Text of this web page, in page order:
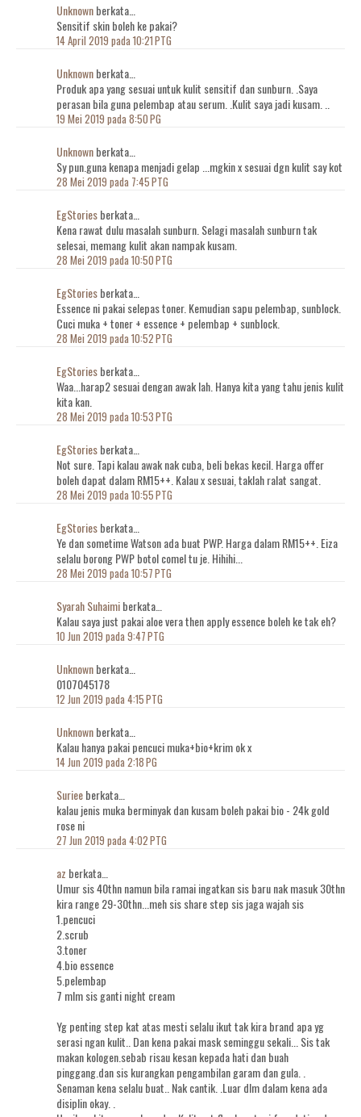
Unknownberkata…
Sensitif skin boleh ke pakai?
14 April 2019 pada 10:21 PTG
Unknownberkata…
Produk apa yang sesuai untuk kulit sensitif dan sunburn. .Saya
perasan bila guna pelembap atau serum. .Kulit saya jadi kusam. ..
19 Mei 2019 pada 8:50 PG
Unknownberkata…
Sy pun.guna kenapa menjadi gelap ...mgkin x sesuai dgn kulit say kot
28 Mei 2019 pada 7:45 PTG
EgStoriesberkata…
Kena rawat dulu masalah sunburn. Selagi masalah sunburn tak
selesai, memang kulit akan nampak kusam.
28 Mei 2019 pada 10:50 PTG
EgStoriesberkata…
Essence ni pakai selepas toner. Kemudian sapu pelembap, sunblock.
Cuci muka + toner + essence + pelembap + sunblock.
28 Mei 2019 pada 10:52 PTG
EgStoriesberkata…
Waa...harap2 sesuai dengan awak lah. Hanya kita yang tahu jenis kulit
kita kan.
28 Mei 2019 pada 10:53 PTG
EgStoriesberkata…
Not sure. Tapi kalau awak nak cuba, beli bekas kecil. Harga offer
boleh dapat dalam RM15++. Kalau x sesuai, taklah ralat sangat.
28 Mei 2019 pada 10:55 PTG
EgStoriesberkata…
Ye dan sometime Watson ada buat PWP. Harga dalam RM15++. Eiza
selalu borong PWP botol comel tu je. Hihihi...
28 Mei 2019 pada 10:57 PTG
Syarah Suhaimiberkata…
Kalau saya just pakai aloe vera then apply essence boleh ke tak eh?
10 Jun 2019 pada 9:47 PTG
Unknownberkata…
0107045178
12 Jun 2019 pada 4:15 PTG
Unknownberkata…
Kalau hanya pakai pencuci muka+bio+krim ok x
14 Jun 2019 pada 2:18 PG
Surieeberkata…
kalau jenis muka berminyak dan kusam boleh pakai bio - 24k gold
rose ni
27 Jun 2019 pada 4:02 PTG
az berkata…
Umur sis 40thn namun bila ramai ingatkan sis baru nak masuk 30thn
kira range 29-30thn...meh sis share step sis jaga wajah sis
1.pencuci
2.scrub
3.toner
4.bio essence
5.pelembap
7 mlm sis ganti night cream
Yg penting step kat atas mesti selalu ikut tak kira brand apa yg
serasi ngan kulit.. Dan kena pakai mask seminggu sekali... Sis tak
makan kologen.sebab risau kesan kepada hati dan buah
pinggang.dan sis kurangkan pengambilan garam dan gula. .
Senaman kena selalu buat.. Nak cantik. .Luar dlm dalam kena ada
disiplin okay. .